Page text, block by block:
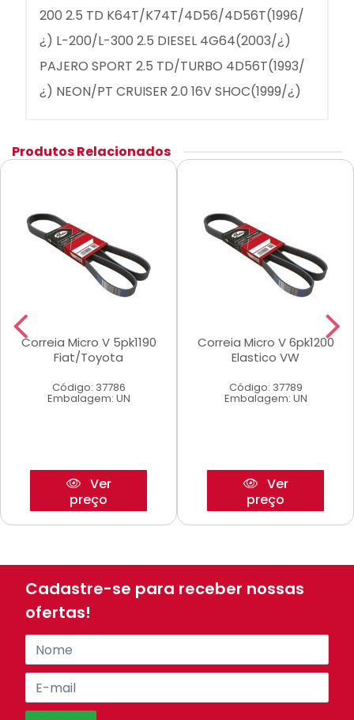
200 2.5 TD K64T/K74T/4D56/4D56T(1996/
¿) L-200/L-300 2.5 DIESEL 4G64(2003/¿)
PAJERO SPORT 2.5 TD/TURBO 4D56T(1993/
¿) NEON/PT CRUISER 2.0 16V SHOC(1999/¿)
Produtos Relacionados
Correia Micro V 5pk1190
Fiat/Toyota
Código: 37786
Embalagem: UN
Ver
preço
Correia Micro V 6pk1200
Elastico VW
Código: 37789
Embalagem: UN
Ver
preço
Cadastre-se para receber nossas
ofertas!